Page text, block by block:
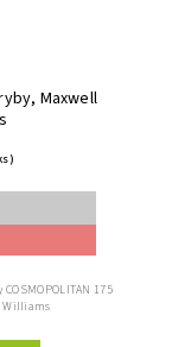
Maxwell
175
Williams